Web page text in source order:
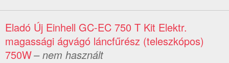
Eladó Új Einhell GC-EC 750 T Kit Elektr.
magassági ágvágó láncfűrész (teleszkópos)
750W– nem használt